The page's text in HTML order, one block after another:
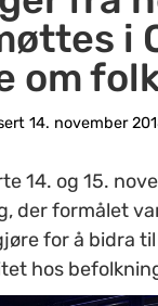
i
om
14. november
14. og 15.
der formålet
for å bidra
hos